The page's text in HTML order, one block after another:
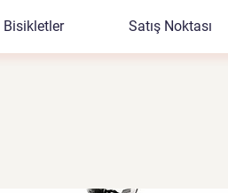
Bisikletler Satış Noktası